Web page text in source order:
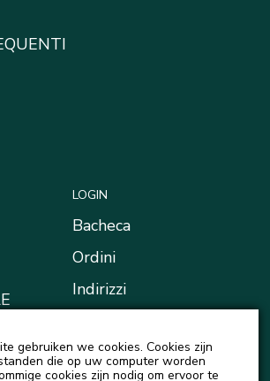
SULLA
LOGIN
Bacheca
Ordini
Indirizzi
Il mio portafoglio
gebruiken we cookies. Cookies zijn
die op uw computer worden
cookies zijn nodig om ervoor te